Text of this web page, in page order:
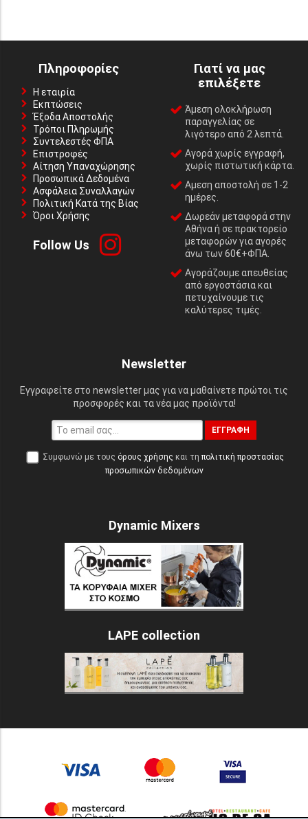
Πληροφορίες
Η εταιρία
Εκπτώσεις
Έξοδα Αποστολής
Τρόποι Πληρωμής
Συντελεστές ΦΠΑ
Επιστροφές
Αίτηση Υπαναχώρησης
Προσωπικά Δεδομένα
Ασφάλεια Συναλλαγών
Πολιτική Κατά της Βίας
Όροι Χρήσης
Follow Us
Γιατί να μας
επιλέξετε
Άμεση ολοκλήρωση
παραγγελίας σε
λιγότερο από 2 λεπτά.
Αγορά χωρίς εγγραφή,
χωρίς πιστωτική κάρτα.
Αμεση αποστολή σε 1-2
ημέρες.
Δωρεάν μεταφορά στην
Αθήνα ή σε πρακτορείο
μεταφορών για αγορές
άνω των 60€+ΦΠΑ.
Αγοράζουμε απευθείας
από εργοστάσια και
πετυχαίνουμε τις
καλύτερες τιμές.
Newsletter
Εγγραφείτε στο newsletter μας για να μαθαίνετε πρώτοι τις
προσφορές και τα νέα μας προϊόντα!
ΕΓΓΡΑΦΉ
Συμφωνώ με τους όρους χρήσης και τη πολιτική προστασίας
προσωπικών δεδομένων
Dynamic Mixers
LAPE collection